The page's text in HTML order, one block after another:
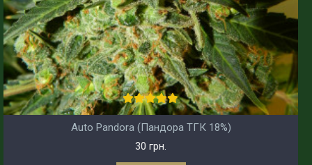
Auto Pandora (Пандора ТГК 18%)
30 грн.